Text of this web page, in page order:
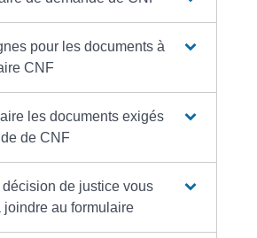
pour les documents à
CNF
les documents exigés
de CNF
de justice vous
au formulaire